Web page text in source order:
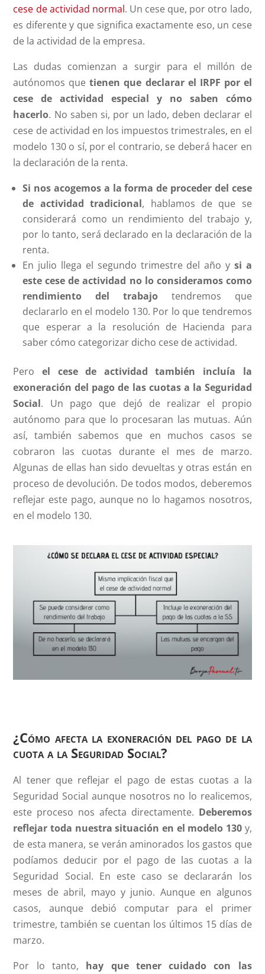
cese de actividad normal. Un cese que, por otro lado,
es diferente y que significa exactamente eso, un cese
de la actividad de la empresa.
Las dudas comienzan a surgir para el millón de
autónomos quetienen que declarar el IRPF por el
cese de actividad especial y no saben cómo
hacerlo. No saben si, por un lado, deben declarar el
cese de actividad en los impuestos trimestrales, en el
modelo 130 o sí, por el contrario, se deberá hacer en
la declaración de la renta.
Si nos acogemos a la forma de proceder del cese
de actividad tradicional, hablamos de que se
considerará como un rendimiento del trabajo y,
por lo tanto, será declarado en la declaración de la
renta.
En julio llega el segundo trimestre del año y si a
este cese de actividad no lo consideramos como
rendimiento del trabajo tendremos que
declararlo en el modelo 130. Por lo que tendremos
que esperar a la resolución de Hacienda para
saber cómo categorizar dicho cese de actividad.
Peroel cese de actividad también incluía la
exoneración del pago de las cuotas a la Seguridad
Social. Un pago que dejó de realizar el propio
autónomo para que lo procesaran las mutuas. Aún
así, también sabemos que en muchos casos se
cobraron las cuotas durante el mes de marzo.
Algunas de ellas han sido devueltas y otras están en
proceso de devolución. De todos modos, deberemos
reflejar este pago, aunque no lo hagamos nosotros,
en el modelo 130.
¿Cómo afecta la exoneración del pago de la
cuota a la Seguridad Social?
Al tener que reflejar el pago de estas cuotas a la
Seguridad Social aunque nosotros no lo realicemos,
este proceso nos afecta directamente. Deberemos
reflejar toda nuestra situación en el modelo 130y,
de esta manera, se verán aminorados los gastos que
podíamos deducir por el pago de las cuotas a la
Seguridad Social. En este caso se declararán los
meses de abril, mayo y junio. Aunque en algunos
casos, aunque debió computar para el primer
trimestre, también se cuentan los últimos 15 días de
marzo.
Por lo tanto, hay que tener cuidado con las